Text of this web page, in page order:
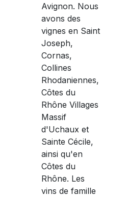
Avignon. Nous
avons des
vignes en Saint
Joseph,
Cornas,
Collines
Rhodaniennes,
Côtes du
Rhône Villages
Massif
d'Uchaux et
Sainte Cécile,
ainsi qu'en
Côtes du
Rhône. Les
vins de famille